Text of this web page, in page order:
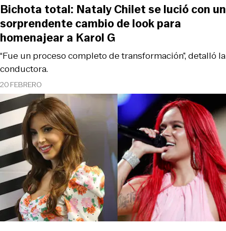
20 FEBRERO
“Fue un proceso completo de transformación”, detalló la
conductora.
Bichota total: Nataly Chilet se lució con un
sorprendente cambio de look para
homenajear a Karol G